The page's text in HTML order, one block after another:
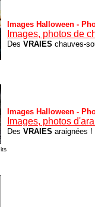
Images Halloween -
Images, photos de
Des VRAIES chauves-
Images Halloween -
Images, photos
Des VRAIES araignées !